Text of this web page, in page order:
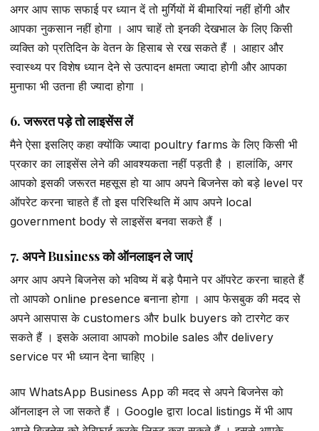
अगर आप साफ सफाई पर ध्यान दें तो मुर्गियों में बीमारियां नहीं होंगी और
आपका नुकसान नहीं होगा । आप चाहें तो इनकी देखभाल के लिए किसी
व्यक्ति को प्रतिदिन के वेतन के हिसाब से रख सकते हैं । आहार और
स्वास्थ्य पर विशेष ध्यान देने से उत्पादन क्षमता ज्यादा होगी और आपका
मुनाफा भी उतना ही ज्यादा होगा ।
6. जरूरत पड़े तो लाइसेंस लें
मैने ऐसा इसलिए कहा क्योंकि ज्यादा poultry farms के लिए किसी भी
प्रकार का लाइसेंस लेने की आवश्यकता नहीं पड़ती है । हालांकि, अगर
आपको इसकी जरूरत महसूस हो या आप अपने बिजनेस को बड़े level पर
ऑपरेट करना चाहते हैं तो इस परिस्थिति में आप अपने local
government body से लाइसेंस बनवा सकते हैं ।
7. अपने Business को ऑनलाइन ले जाएं
अगर आप अपने बिजनेस को भविष्य में बड़े पैमाने पर ऑपरेट करना चाहते हैं
तो आपको online presence बनाना होगा । आप फेसबुक की मदद से
अपने आसपास के customers और bulk buyers को टारगेट कर
सकते हैं । इसके अलावा आपको mobile sales और delivery
service पर भी ध्यान देना चाहिए ।
आप WhatsApp Business App की मदद से अपने बिजनेस को
ऑनलाइन ले जा सकते हैं । Google द्वारा local listings में भी आप